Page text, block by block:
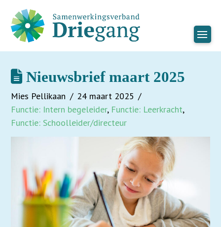
Nieuwsbrief maart 2025
Mies Pellikaan
24 maart 2025
Functie: Intern begeleider, Functie: Leerkracht,
Functie: Schoolleider/directeur